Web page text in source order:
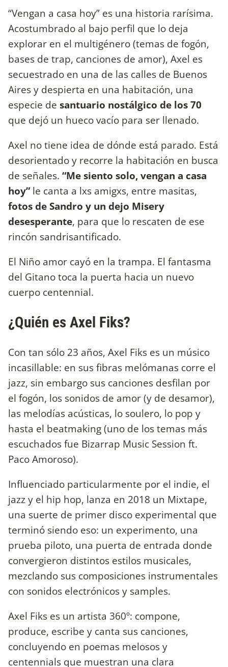
“Vengan a casa hoy” es una historia rarísima.
Acostumbrado al bajo perfil que lo deja
explorar en el multigénero (temas de fogón,
bases de trap, canciones de amor), Axel es
secuestrado en una de las calles de Buenos
Aires y despierta en una habitación, una
especie de santuario nostálgico de los 70
que dejó un hueco vacío para ser llenado.
Axel no tiene idea de dónde está parado. Está
desorientado y recorre la habitación en busca
de señales. “Me siento solo, vengan a casa
hoy”le canta a lxs amigxs, entre masitas,
fotos de Sandro y un dejo Misery
desesperante, para que lo rescaten de ese
rincón sandrisantificado.
El Niño amor cayó en la trampa. El fantasma
del Gitano toca la puerta hacia un nuevo
cuerpo centennial.
¿Quién es Axel Fiks?
Con tan sólo 23 años, Axel Fiks es un músico
incasillable: en sus fibras melómanas corre el
jazz, sin embargo sus canciones desfilan por
el fogón, los sonidos de amor (y de desamor),
las melodías acústicas, lo soulero, lo pop y
hasta el beatmaking (uno de los temas más
escuchados fue Bizarrap Music Session ft.
Paco Amoroso).
Influenciado particularmente por el indie, el
jazz y el hip hop, lanza en 2018 un Mixtape,
una suerte de primer disco experimental que
terminó siendo eso: un experimento, una
prueba piloto, una puerta de entrada donde
convergieron distintos estilos musicales,
mezclando sus composiciones instrumentales
con sonidos electrónicos y samples.
Axel Fiks es un artista 360º: compone,
produce, escribe y canta sus canciones,
concluyendo en poemas melosos y
centennials que muestran una clara